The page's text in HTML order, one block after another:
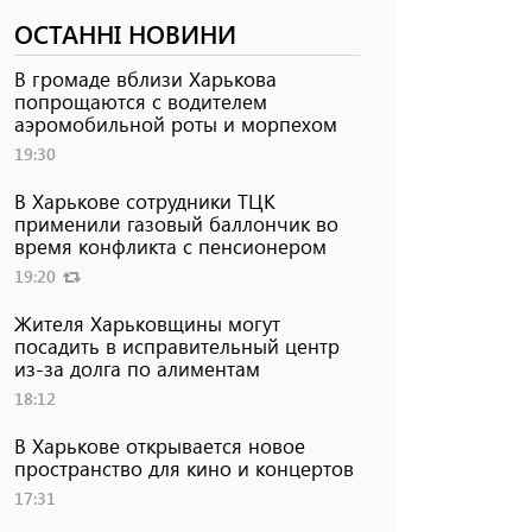
ОСТАННІ НОВИНИ
В громаде вблизи Харькова
попрощаются с водителем
аэромобильной роты и морпехом
19:30
В Харькове сотрудники ТЦК
применили газовый баллончик во
время конфликта с пенсионером
19:20
Жителя Харьковщины могут
посадить в исправительный центр
из-за долга по алиментам
18:12
В Харькове открывается новое
пространство для кино и концертов
17:31